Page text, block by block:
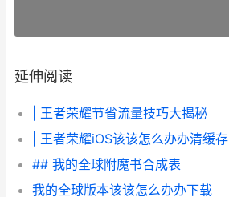
延伸阅读
| 王者荣耀节省流量技巧大揭秘
| 王者荣耀iOS该该怎么办办清缓存
## 我的全球附魔书合成表
我的全球版本该该怎么办办下载